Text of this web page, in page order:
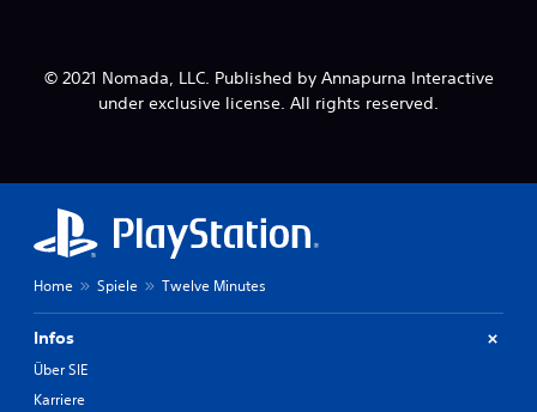
© 2021 Nomada, LLC. Published by Annapurna Interactive
under exclusive license. All rights reserved.
Home Spiele Twelve Minutes
Infos
Über SIE
Karriere